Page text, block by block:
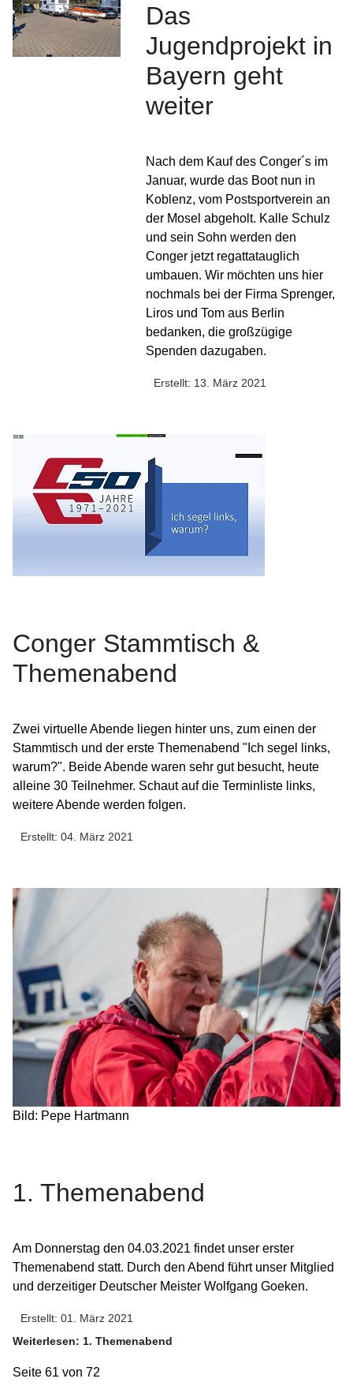
Das
Jugendprojekt in
Bayern geht
weiter
Nach dem Kauf des Conger´s im
Januar, wurde das Boot nun in
Koblenz, vom Postsportverein an
der Mosel abgeholt. Kalle Schulz
und sein Sohn werden den
Conger jetzt regattatauglich
umbauen. Wir möchten uns hier
nochmals bei der Firma Sprenger,
Liros und Tom aus Berlin
bedanken, die großzügige
Spenden dazugaben.
Erstellt: 13. März 2021
Conger Stammtisch &
Themenabend
Zwei virtuelle Abende liegen hinter uns, zum einen der
Stammtisch und der erste Themenabend "Ich segel links,
warum?". Beide Abende waren sehr gut besucht, heute
alleine 30 Teilnehmer. Schaut auf die Terminliste links,
weitere Abende werden folgen.
Erstellt: 04. März 2021
Bild: Pepe Hartmann
1. Themenabend
Am Donnerstag den 04.03.2021 findet unser erster
Themenabend statt. Durch den Abend führt unser Mitglied
und derzeitiger Deutscher Meister Wolfgang Goeken.
Erstellt: 01. März 2021
Weiterlesen: 1. Themenabend
Seite 61 von 72